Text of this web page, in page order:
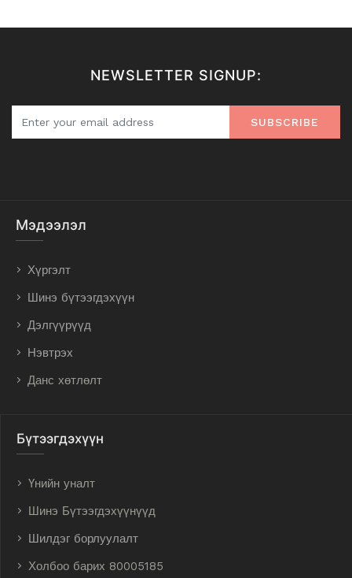
NEWSLETTER SIGNUP:
SUBSCRIBE
Мэдээлэл
Хүргэлт
Шинэ бүтээгдэхүүн
Дэлгүүрүүд
Нэвтрэх
Данс хөтлөлт
Бүтээгдэхүүн
Үнийн уналт
Шинэ Бүтээгдэхүүнүүд
Шилдэг борлуулалт
Холбоо барих 80005185